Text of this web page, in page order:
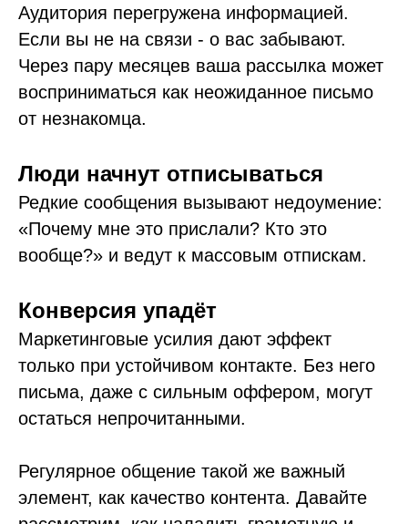
Аудитория перегружена информацией.
Если вы не на связи - о вас забывают.
Через пару месяцев ваша рассылка может
восприниматься как неожиданное письмо
от незнакомца.
Люди начнут отписываться
Редкие сообщения вызывают недоумение:
«Почему мне это прислали? Кто это
вообще?» и ведут к массовым отпискам.
Конверсия упадёт
Маркетинговые усилия дают эффект
только при устойчивом контакте. Без него
письма, даже с сильным оффером, могут
остаться непрочитанными.
Регулярное общение такой же важный
элемент, как качество контента. Давайте